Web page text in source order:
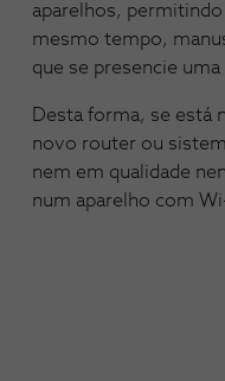
aparelhos,
mesmo tempo,
que se presencie
Desta forma, se está
novo router ou
nem em qualidade
num aparelho com